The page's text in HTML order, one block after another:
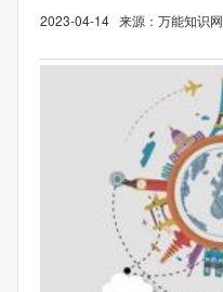
2023-04-14 来源：万能知识网